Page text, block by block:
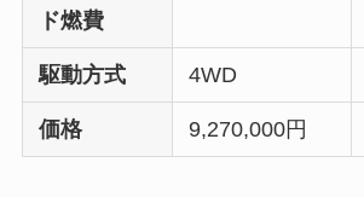
ド燃費
駆動方式 4WD
価格 9,270,000円